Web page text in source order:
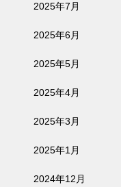
2025年7月
2025年6月
2025年5月
2025年4月
2025年3月
2025年1月
2024年12月